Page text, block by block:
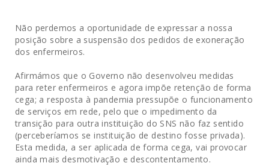
Não perdemos a oportunidade de expressar a nossa
posição sobre a suspensão dos pedidos de exoneração
dos enfermeiros.
Afirmámos que o Governo não desenvolveu medidas
para reter enfermeiros e agora impõe retenção de forma
cega; a resposta à pandemia pressupõe o funcionamento
de serviços em rede, pelo que o impedimento da
transição para outra instituição do SNS não faz sentido
(perceberíamos se instituição de destino fosse privada).
Esta medida, a ser aplicada de forma cega, vai provocar
ainda mais desmotivação e descontentamento.